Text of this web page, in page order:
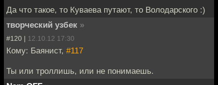
Да что такое, то Куваева путают, то Володарского :)
творческий узбек »
#120 | 12.10.12 17:30
Кому: Баянист, #117
Ты или троллишь, или не понимаешь.